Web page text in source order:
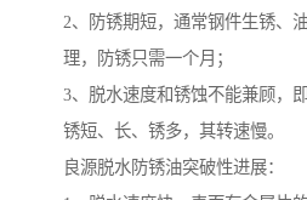
2、防锈期短，通常钢件生锈、
理，防锈只需一个月；
3、脱水速度和锈蚀不能兼顾，
锈短、长、锈多，其转速慢。
良源脱水防锈油突破性进展：